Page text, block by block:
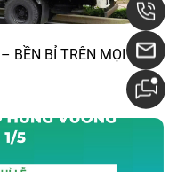
BỀN BỈ TRÊN MỌI